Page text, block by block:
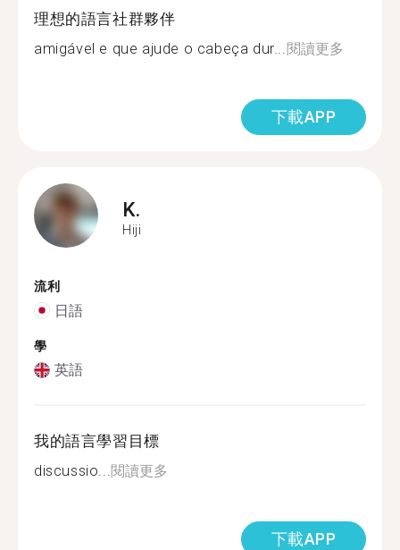
理想的語言社群夥伴
amigável e que ajude o cabeça dur...閱讀更多
下載APP
K.
Hiji
流利
日語
學
英語
我的語言學習目標
discussio...閱讀更多
下載APP